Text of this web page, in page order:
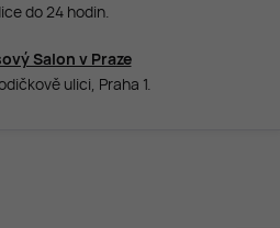
do 24 hodin.
Salon v Praze
ulici, Praha 1.